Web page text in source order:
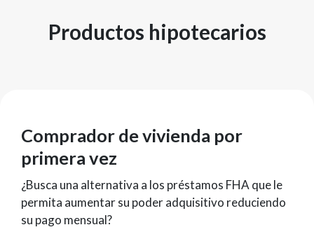
Productos hipotecarios
Comprador de vivienda por
primera vez
¿Busca una alternativa a los préstamos FHA que le
permita aumentar su poder adquisitivo reduciendo
su pago mensual?